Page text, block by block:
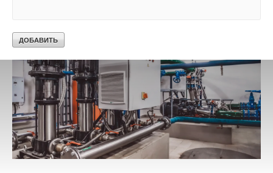
Алексей
что за бред о глобальном потеплении !!!!! одни вулканы дают больше
углерода чем вся промышленность мира
Комментарий полезен?
1из3пользователей считают этот комментарий полезным